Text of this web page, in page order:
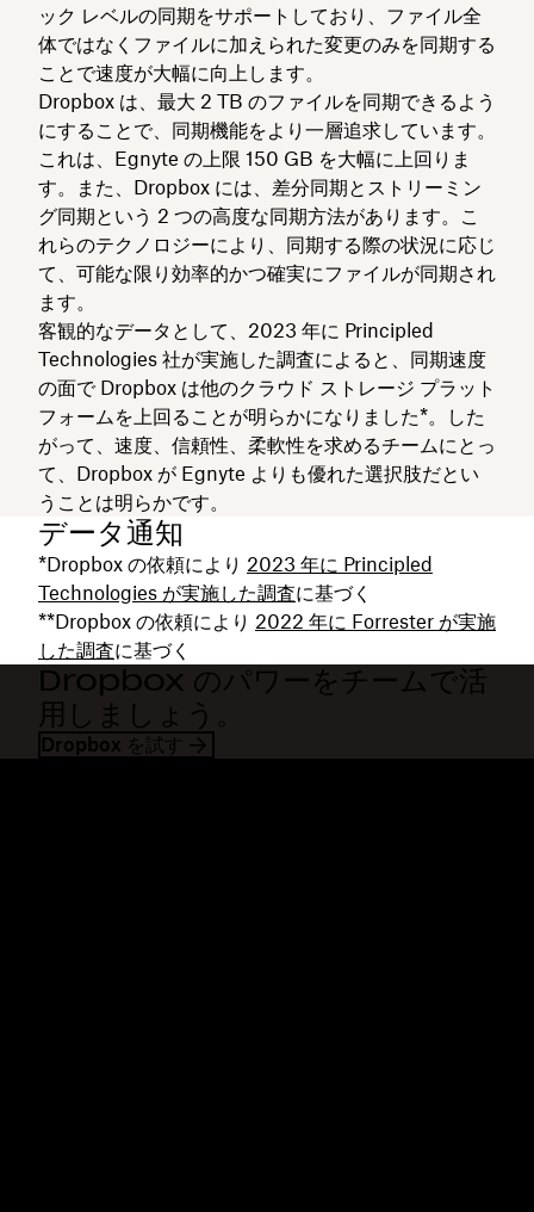
ック レベルの同期をサポートしており、ファイル全
体ではなくファイルに加えられた変更のみを同期する
ことで速度が大幅に向上します。
Dropbox は、最大 2 TB のファイルを同期できるよう
にすることで、同期機能をより一層追求しています。
これは、Egnyte の上限 150 GB を大幅に上回りま
す。また、Dropbox には、差分同期とストリーミン
グ同期という 2 つの高度な同期方法があります。こ
れらのテクノロジーにより、同期する際の状況に応じ
て、可能な限り効率的かつ確実にファイルが同期され
ます。
客観的なデータとして、2023 年に Principled
Technologies 社が実施した調査によると、同期速度
の面で Dropbox は他のクラウド ストレージ プラット
フォームを上回ることが明らかになりました*。した
がって、速度、信頼性、柔軟性を求めるチームにとっ
て、Dropbox が Egnyte よりも優れた選択肢だとい
うことは明らかです。
データ通知
*Dropbox の依頼により 2023 年に Principled
Technologies が実施した調査に基づく
**Dropbox の依頼により 2022 年に Forrester が実施
した調査に基づく
Dropbox のパワーをチームで活
用しましょう。
Dropbox を試す